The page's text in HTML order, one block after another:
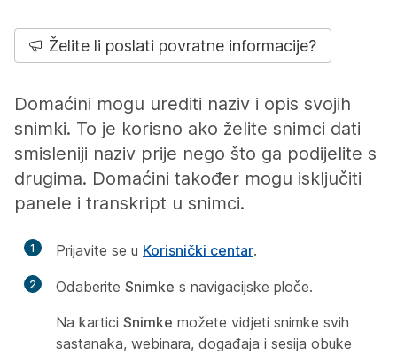
Želite li poslati povratne informacije?
Domaćini mogu urediti naziv i opis svojih
snimki. To je korisno ako želite snimci dati
smisleniji naziv prije nego što ga podijelite s
drugima. Domaćini također mogu isključiti
panele i transkript u snimci.
1 Prijavite se u Korisnički centar.
2 Odaberite Snimke s navigacijske ploče.
Na kartici Snimke možete vidjeti snimke svih
sastanaka, webinara, događaja i sesija obuke